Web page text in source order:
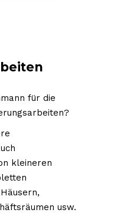
für die
kleineren
usw.